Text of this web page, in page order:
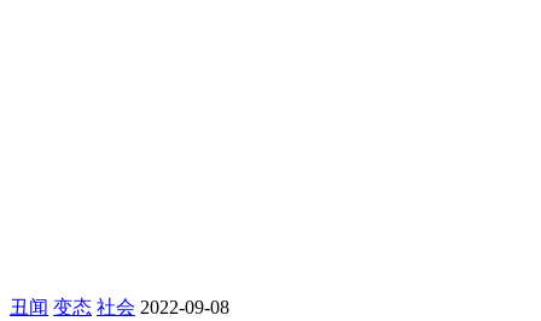
丑闻 变态 社会 2022-09-08